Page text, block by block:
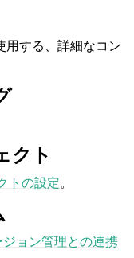
用する、詳細なコン
クト
トの設定。
ジョン管理との連携